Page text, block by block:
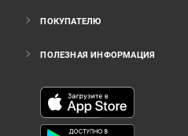
ПОКУПАТЕЛЮ
ПОЛЕЗНАЯ ИНФОРМАЦИЯ